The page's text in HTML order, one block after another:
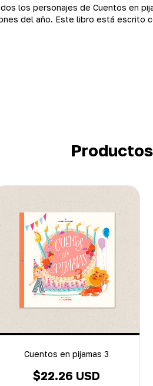
los personajes de Cuentos en
del año. Este libro está escrito
Cuentos en pijamas 3
$22.26 USD